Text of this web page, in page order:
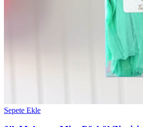
Sepete Ekle